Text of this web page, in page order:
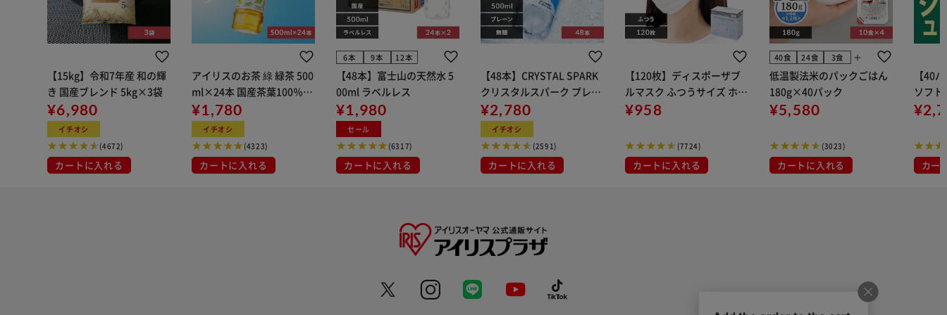
【15kg】令和7年産 和の輝
き 国産ブレンド 5kg×3袋
¥6,980
イチオシ
(4672)
カートに入れる
アイリスのお茶 綠 緑茶 500
ml×24本 国産茶葉100％使
用
¥1,780
イチオシ
(4323)
カートに入れる
6本 9本 12本
【48本】富士山の天然水 5
00ml ラベルレス
¥1,980
セール
(6317)
カートに入れる
【48本】CRYSTAL SPARK
クリスタルスパーク プレー
ン 500ml
¥2,780
イチオシ
(2591)
カートに入れる
【120枚】ディスポーザブ
ルマスク ふつうサイズ ホワ
イト 大容量 DISPOSABLE
布
¥958
(7724)
カートに入れる
40食 24食 3食 add
低温製法米のパックごはん
180g×40パック
¥5,580
(3023)
カートに入れる
【40
ソフ
組) 5
カー